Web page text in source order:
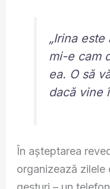
„Irina
mi-e cam
ea. O să
dacă vine
În așteptarea
organizează zilele